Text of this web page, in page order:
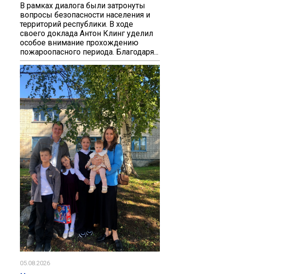
В рамках диалога были затронуты
вопросы безопасности населения и
территорий республики. В ходе
своего доклада Антон Клинг уделил
особое внимание прохождению
пожароопасного периода. Благодаря...
05.08.2026